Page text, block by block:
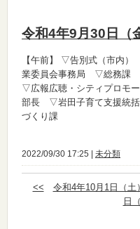
令和4年9月30日（
【午前】
▽告別式（市内
業委員会事務局 ▽総務
▽広報広聴・シティプロモ
部長 ▽岩田子育て支援統
づくり課
2022/09/30 17:25 | 未分類
<< 令和4年10月1日（土）
日